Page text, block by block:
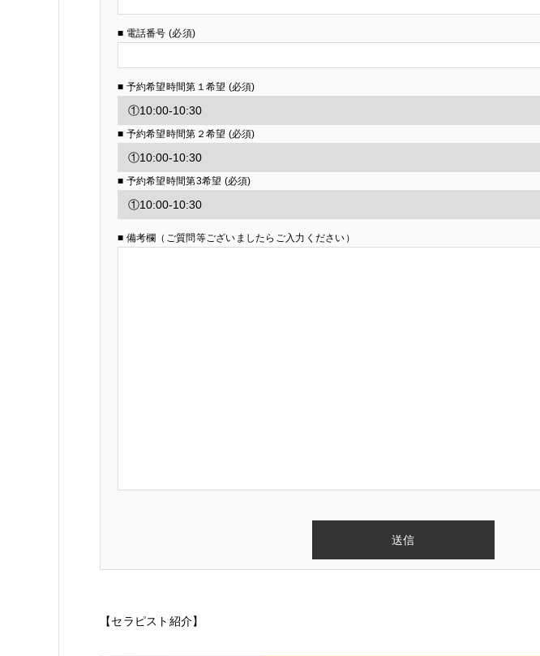
■ 電話番号 (必須)
■ 予約希望時間第１希望 (必須)
■ 予約希望時間第２希望 (必須)
■ 予約希望時間第3希望 (必須)
■ 備考欄（ご質問等ございましたらご入力ください）
【セラピスト紹介】